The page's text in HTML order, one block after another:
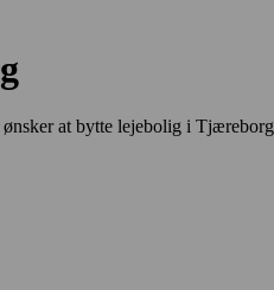
at bytte lejebolig i Tjæreborg